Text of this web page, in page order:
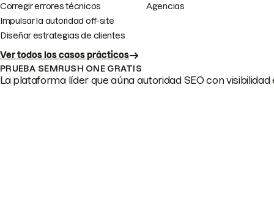
Corregir errores técnicos
Impulsar la autoridad off-site
Diseñar estrategias de clientes
Ver todos los casos prácticos
Agencias
PRUEBA SEMRUSH ONE GRATIS
La plataforma líder que aúna autoridad SEO con visibilidad